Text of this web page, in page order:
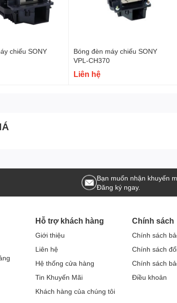
chiếu SONY
Bóng đèn máy chiếu SONY
VPL-CH370
Liên hệ
Bạn muốn nhận khuyến
Đăng ký ngay.
Hỗ trợ khách hàng
Giới thiệu
Liên hệ
Hệ thống cửa hàng
Tin Khuyến Mãi
Khách hàng của chúng tôi
Chính sách
Chính sách
Chính sách
Chính sách
Điều khoản